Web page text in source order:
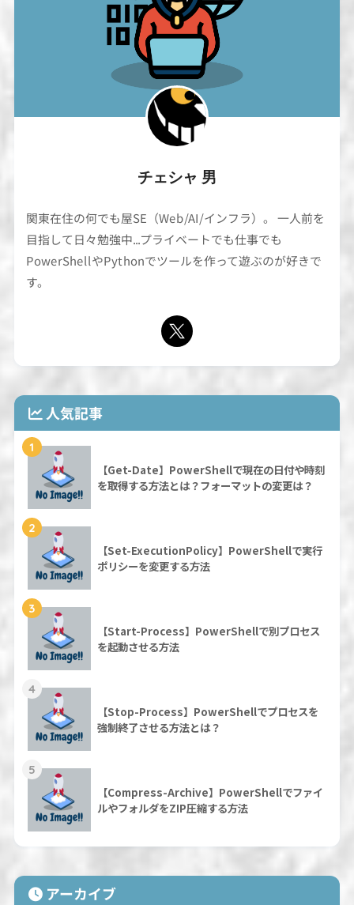
チェシャ 男
関東在住の何でも屋SE（Web/AI/インフラ）。 一人前を
目指して日々勉強中...プライベートでも仕事でも
PowerShellやPythonでツールを作って遊ぶのが好きで
す。
人気記事
1
【Get-Date】PowerShellで現在の日付や時刻
を取得する方法とは？フォーマットの変更は？
2
【Set-ExecutionPolicy】PowerShellで実行
ポリシーを変更する方法
3
【Start-Process】PowerShellで別プロセス
を起動させる方法
4
【Stop-Process】PowerShellでプロセスを
強制終了させる方法とは？
5
【Compress-Archive】PowerShellでファイ
ルやフォルダをZIP圧縮する方法
アーカイブ